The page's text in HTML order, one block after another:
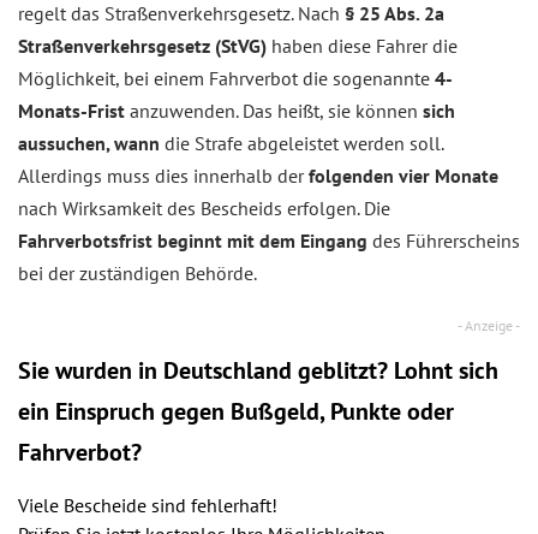
regelt das Straßenverkehrsgesetz. Nach § 25 Abs. 2a
Straßenverkehrsgesetz (StVG) haben diese Fahrer die
Möglichkeit, bei einem Fahrverbot die sogenannte 4-
Monats-Frist anzuwenden. Das heißt, sie können sich
aussuchen, wann die Strafe abgeleistet werden soll.
Allerdings muss dies innerhalb derfolgenden vier Monate
nach Wirksamkeit des Bescheids erfolgen. Die
Fahrverbotsfrist beginnt mit dem Eingang des Führerscheins
bei der zuständigen Behörde.
Sie wurden in Deutschland geblitzt? Lohnt sich
ein Einspruch gegen Bußgeld, Punkte oder
Fahrverbot?
Viele Bescheide sind fehlerhaft!